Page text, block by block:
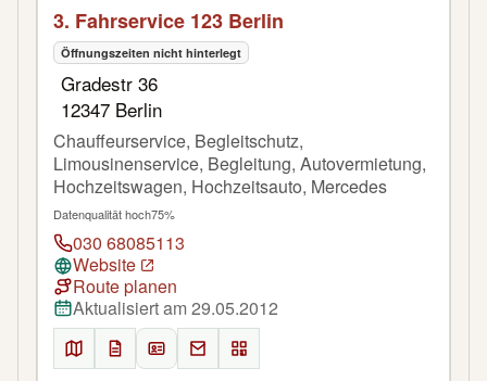
3. Fahrservice 123 Berlin
Öffnungszeiten nicht hinterlegt
Gradestr 36
12347 Berlin
Chauffeurservice, Begleitschutz,
Limousinenservice, Begleitung, Autovermietung,
Hochzeitswagen, Hochzeitsauto, Mercedes
Datenqualität hoch75%
030 68085113
Website
Route planen
Aktualisiert am 29.05.2012